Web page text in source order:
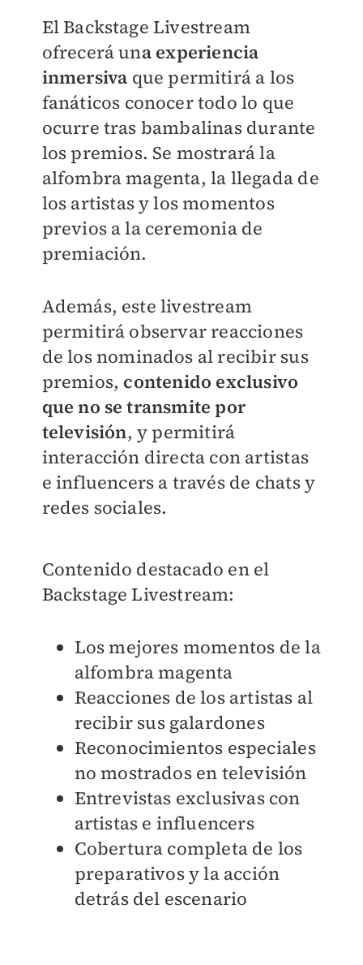
El Backstage Livestream
ofrecerá una experiencia
inmersiva que permitirá a los
fanáticos conocer todo lo que
ocurre tras bambalinas durante
los premios. Se mostrará la
alfombra magenta, la llegada de
los artistas y los momentos
previos a la ceremonia de
premiación.
Además, este livestream
permitirá observar reacciones
de los nominados al recibir sus
premios, contenido exclusivo
que no se transmite por
televisión, y permitirá
interacción directa con artistas
e influencers a través de chats y
redes sociales.
Contenido destacado en el
Backstage Livestream:
Los mejores momentos de la
alfombra magenta
Reacciones de los artistas al
recibir sus galardones
Reconocimientos especiales
no mostrados en televisión
Entrevistas exclusivas con
artistas e influencers
Cobertura completa de los
preparativos y la acción
detrás del escenario